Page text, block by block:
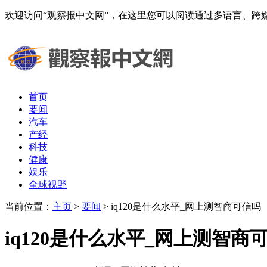
欢迎访问“观察报中文网”，在这里您可以阅读通过多语言、
首页
要闻
汽车
产经
科技
健康
娱乐
全球视野
当前位置： 主页 > 要闻 > iq120是什么水平_网上测智商可信吗
iq120是什么水平_网上测智商